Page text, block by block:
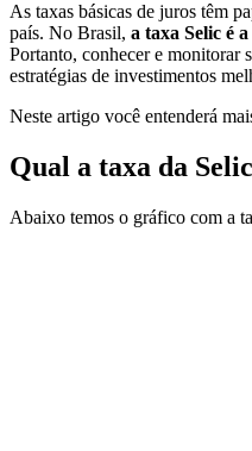
As taxas básicas de juros têm
país. No Brasil, a taxa Selic é
Portanto, conhecer e monitorar
estratégias de investimentos
Neste artigo você entenderá
Qual a taxa da
Abaixo temos o gráfico com a